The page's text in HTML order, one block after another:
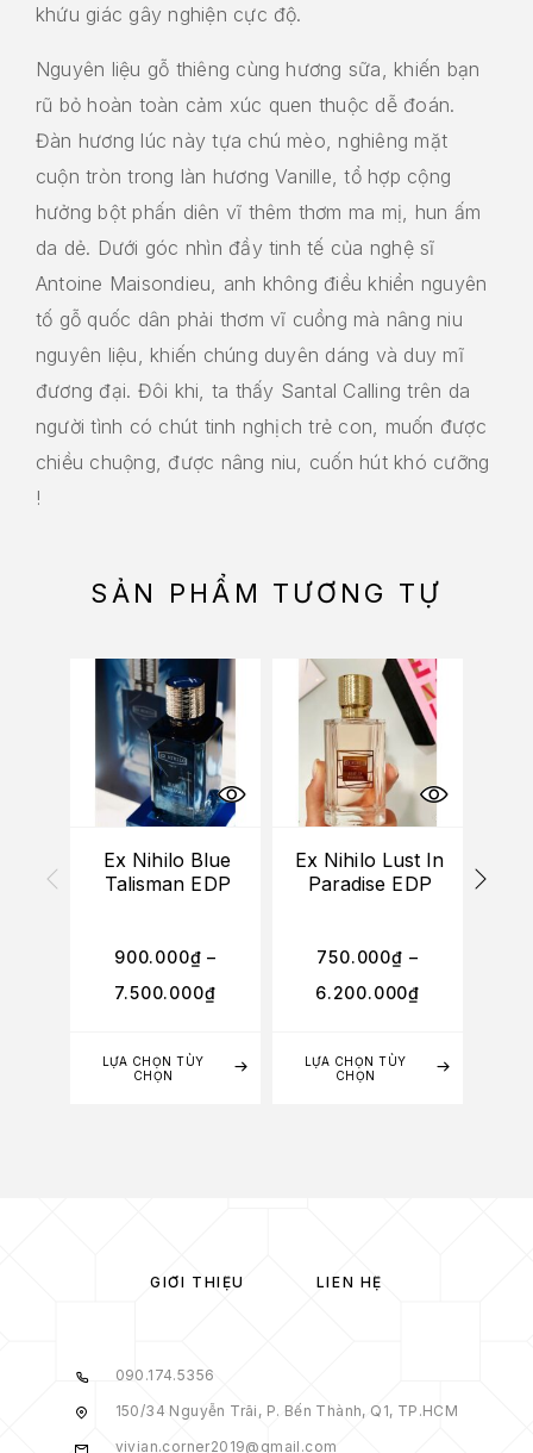
khứu giác gây nghiện cực độ.
Nguyên liệu gỗ thiêng cùng hương sữa, khiến bạn
rũ bỏ hoàn toàn cảm xúc quen thuộc dễ đoán.
Đàn hương lúc này tựa chú mèo, nghiêng mặt
cuộn tròn trong làn hương Vanille, tổ hợp cộng
hưởng bột phấn diên vĩ thêm thơm ma mị, hun ấm
da dẻ. Dưới góc nhìn đầy tinh tế của nghệ sĩ
Antoine Maisondieu, anh không điều khiển nguyên
tố gỗ quốc dân phải thơm vĩ cuồng mà nâng niu
nguyên liệu, khiến chúng duyên dáng và duy mĩ
đương đại. Đôi khi, ta thấy Santal Calling trên da
người tình có chút tinh nghịch trẻ con, muốn được
chiều chuộng, được nâng niu, cuốn hút khó cưỡng
!
SẢN PHẨM TƯƠNG TỰ
LỰA CHỌN TÙY
CHỌN
Ex Nihilo Blue
Talisman EDP
900.000₫ –
7.500.000₫
LỰA CHỌN TÙY
CHỌN
Ex Nihilo Lust In
Paradise EDP
750.000₫ –
6.200.000₫
GIỚI THIỆU LIÊN HỆ
090.174.5356
150/34 Nguyễn Trãi, P. Bến Thành, Q1, TP.HCM
vivian.corner2019@gmail.com